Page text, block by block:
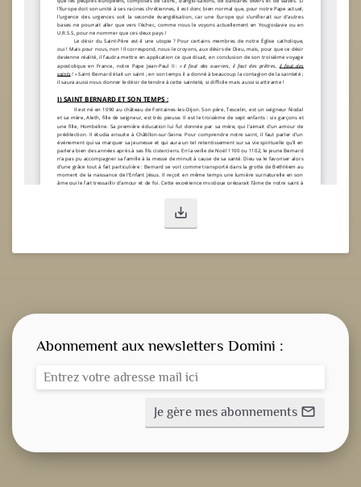
save_alt
Abonnement aux newsletters Domini :
Je gère mes abonnements mail_outline